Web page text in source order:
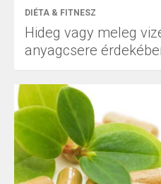
DIÉTA & FITNESZ
Hideg vagy meleg
anyagcsere